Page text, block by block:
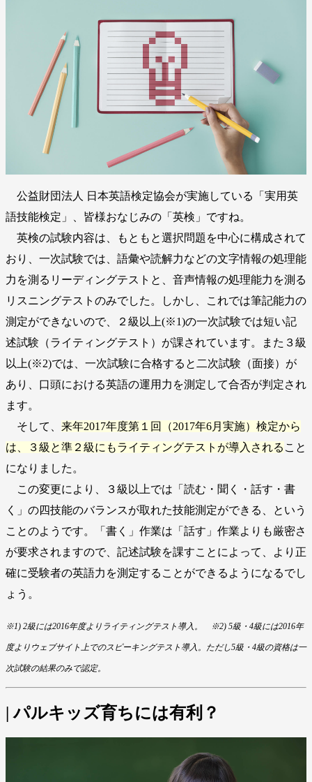
公益財団法人 日本英語検定協会が実施している「実用英
語技能検定」、皆様おなじみの「英検」ですね。
英検の試験内容は、もともと選択問題を中心に構成されて
おり、一次試験では、語彙や読解力などの文字情報の処理能
力を測るリーディングテストと、音声情報の処理能力を測る
リスニングテストのみでした。しかし、これでは筆記能力の
測定ができないので、２級以上(※1)の一次試験では短い記
述試験（ライティングテスト）が課されています。また３級
以上(※2)では、一次試験に合格すると二次試験（面接）が
あり、口頭における英語の運用力を測定して合否が判定され
ます。
そして、 来年2017年度第１回（2017年6月実施）検定から
は、３級と準２級にもライティングテストが導入される こと
になりました。
この変更により、３級以上では「読む・聞く・話す・書
く」の四技能のバランスが取れた技能測定ができる、という
ことのようです。「書く」作業は「話す」作業よりも厳密さ
が要求されますので、記述試験を課すことによって、より正
確に受験者の英語力を測定することができるようになるでし
ょう。
※1) 2級には2016年度よりライティングテスト導入。 ※2) 5級・4級には2016年
度よりウェブサイト上でのスピーキングテスト導入。ただし5級・4級の資格は一
次試験の結果のみで認定。
| パルキッズ育ちには有利？